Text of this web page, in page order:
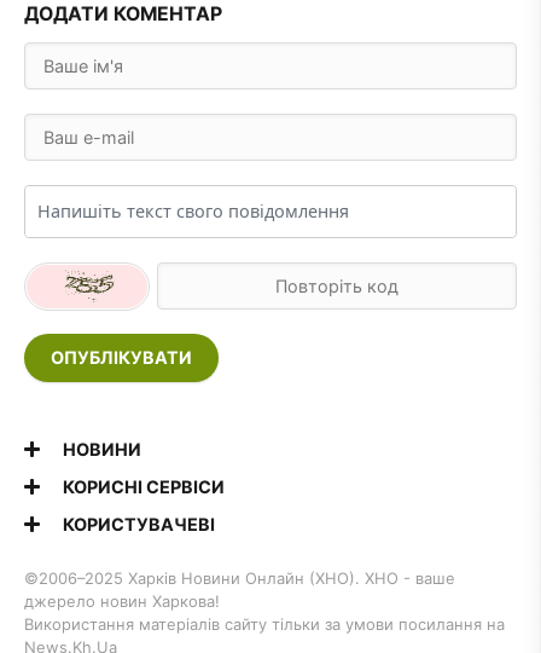
ДОДАТИ КОМЕНТАР
ОПУБЛІКУВАТИ
НОВИНИ
КОРИСНІ СЕРВІСИ
КОРИСТУВАЧЕВІ
©2006–2025 Харків Новини Онлайн (ХНО). ХНО - ваше
джерело новин Харкова!
Використання матеріалів сайту тільки за умови посилання на
News.Kh.Ua